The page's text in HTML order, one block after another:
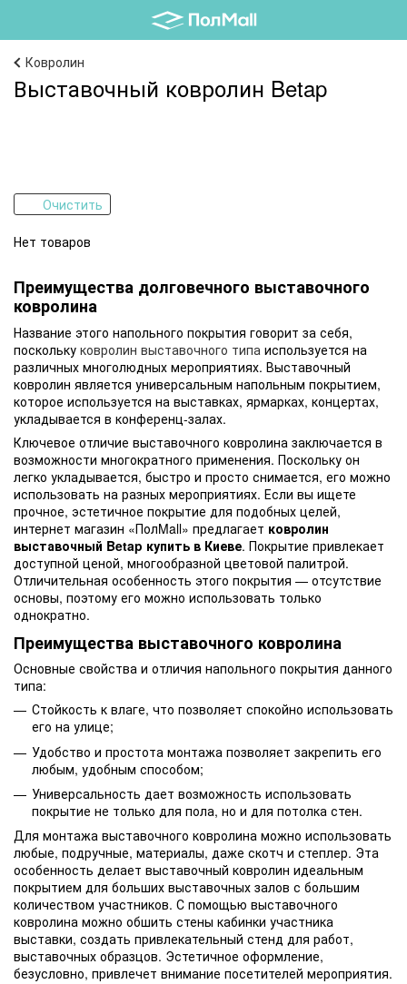
Ковролин
Выставочный ковролин Betap
Очистить
Нет товаров
Преимущества долговечного выставочного
ковролина
Название этого напольного покрытия говорит за себя,
поскольку ковролин выставочного типа используется на
различных многолюдных мероприятиях. Выставочный
ковролин является универсальным напольным покрытием,
которое используется на выставках, ярмарках, концертах,
укладывается в конференц-залах.
Ключевое отличие выставочного ковролина заключается в
возможности многократного применения. Поскольку он
легко укладывается, быстро и просто снимается, его можно
использовать на разных мероприятиях. Если вы ищете
прочное, эстетичное покрытие для подобных целей,
интернет магазин «ПолMall» предлагает ковролин
выставочный Betap купить в Киеве. Покрытие привлекает
доступной ценой, многообразной цветовой палитрой.
Отличительная особенность этого покрытия — отсутствие
основы, поэтому его можно использовать только
однократно.
Преимущества выставочного ковролина
Основные свойства и отличия напольного покрытия данного
типа:
Стойкость к влаге, что позволяет спокойно использовать
его на улице;
Удобство и простота монтажа позволяет закрепить его
любым, удобным способом;
Универсальность дает возможность использовать
покрытие не только для пола, но и для потолка стен.
Для монтажа выставочного ковролина можно использовать
любые, подручные, материалы, даже скотч и степлер. Эта
особенность делает выставочный ковролин идеальным
покрытием для больших выставочных залов с большим
количеством участников. С помощью выставочного
ковролина можно обшить стены кабинки участника
выставки, создать привлекательный стенд для работ,
выставочных образцов. Эстетичное оформление,
безусловно, привлечет внимание посетителей мероприятия.